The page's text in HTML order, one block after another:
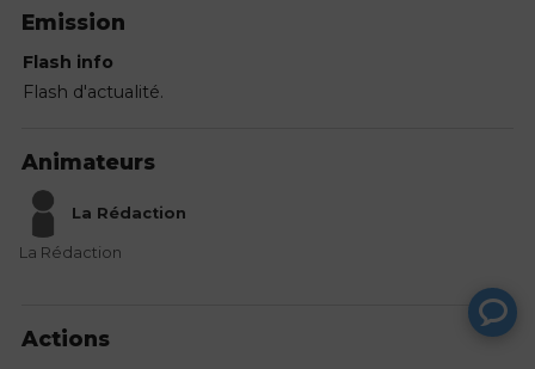
Emission
Flash info
Flash d'actualité.
Animateurs
La Rédaction
La Rédaction
Actions